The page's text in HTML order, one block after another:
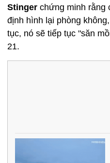
Stinger chứng minh rằng
định hình lại phòng
tục, nó sẽ tiếp tục "săn
21.